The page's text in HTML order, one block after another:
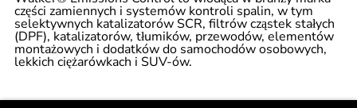
części zamiennych i systemów kontroli spalin, w tym
selektywnych katalizatorów SCR, filtrów cząstek stałych
(DPF), katalizatorów, tłumików, przewodów, elementów
montażowych i dodatków do samochodów osobowych,
lekkich ciężarówkach i SUV-ów.